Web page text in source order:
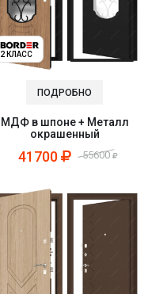
2 КЛАСС
ПОДРОБНО
МДФ в шпоне + Металл
окрашенный
41700 55600